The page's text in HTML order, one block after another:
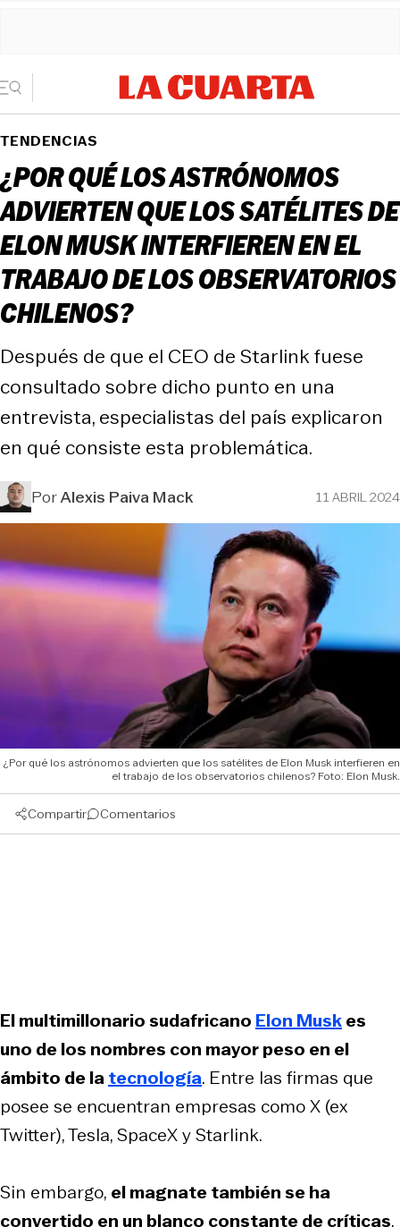
TENDENCIAS
¿POR QUÉ LOS ASTRÓNOMOS
ADVIERTEN QUE LOS SATÉLITES DE
ELON MUSK INTERFIEREN EN EL
TRABAJO DE LOS OBSERVATORIOS
CHILENOS?
Después de que el CEO de Starlink fuese
consultado sobre dicho punto en una
entrevista, especialistas del país explicaron
en qué consiste esta problemática.
PorAlexis Paiva Mack 11 ABRIL 2024
¿Por qué los astrónomos advierten que los satélites de Elon Musk interfieren en
el trabajo de los observatorios chilenos? Foto: Elon Musk.
Compartir Comentarios
El multimillonario sudafricano Elon Muskes
uno de los nombres con mayor peso en el
ámbito de latecnología. Entre las firmas que
posee se encuentran empresas como X (ex
Twitter), Tesla, SpaceX y Starlink.
Sin embargo, el magnate también se ha
convertido en un blanco constante de críticas.